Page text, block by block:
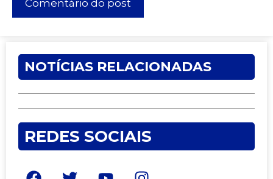
NOTÍCIAS RELACIONADAS
REDES SOCIAIS